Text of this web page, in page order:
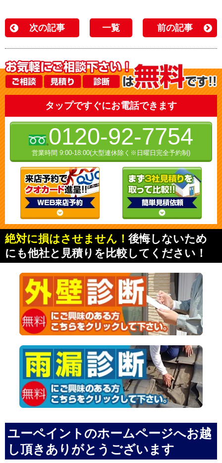
次の記事 一覧 前の記事
タップですぐにお電話できます
0120-92-7754
営業時間 9:00-18:00(大型連休除く※日曜日完全予約制)
絶対に損はさせません！ 後悔しないため
にも他社と見積りを比較してください！
ユーペイントのホームページへお越
し頂きありがとうございます